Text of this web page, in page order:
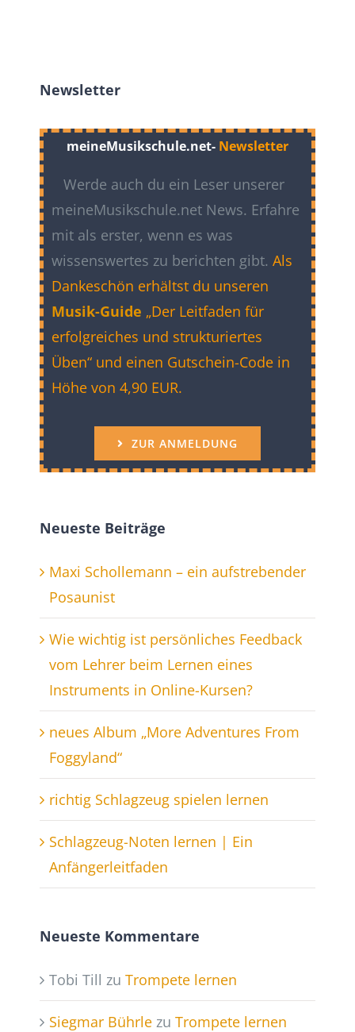
Newsletter
meineMusikschule.net- Newsletter
Werde auch du ein Leser unserer
meineMusikschule.net News. Erfahre
mit als erster, wenn es was
wissenswertes zu berichten gibt. Als
Dankeschön erhältst du unseren
Musik-Guide „Der Leitfaden für
erfolgreiches und strukturiertes
Üben“ und einen Gutschein-Code in
Höhe von 4,90 EUR.
ZUR ANMELDUNG
Neueste Beiträge
Maxi Schollemann – ein aufstrebender
Posaunist
Wie wichtig ist persönliches Feedback
vom Lehrer beim Lernen eines
Instruments in Online-Kursen?
neues Album „More Adventures From
Foggyland“
richtig Schlagzeug spielen lernen
Schlagzeug-Noten lernen | Ein
Anfängerleitfaden
Neueste Kommentare
Tobi Till zu Trompete lernen
Siegmar Bührle zu Trompete lernen